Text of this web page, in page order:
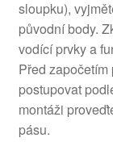
sloupku),
původní body.
vodící prvky a
Před
postupovat
montáži
pásu.